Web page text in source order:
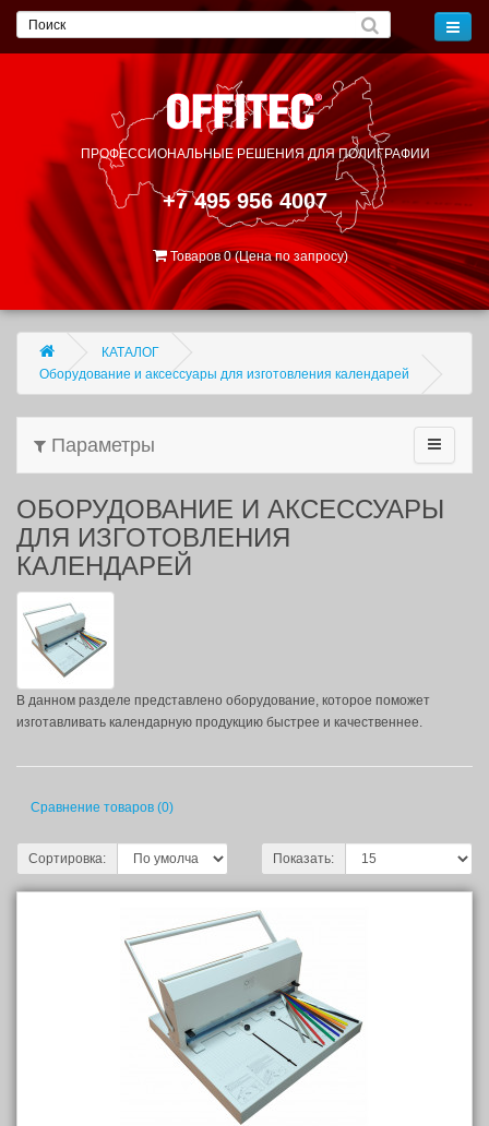
ПРОФЕССИОНАЛЬНЫЕ РЕШЕНИЯДЛЯ ПОЛИГРАФИИ
+7 495 956 4007
Товаров 0 (Цена по запросу)
КАТАЛОГ
Оборудование и аксессуары для изготовления календарей
Параметры
ОБОРУДОВАНИЕ И АКСЕССУАРЫ
ДЛЯ ИЗГОТОВЛЕНИЯ
КАЛЕНДАРЕЙ
В данном разделе представлено оборудование, которое поможет
изготавливать календарную продукцию быстрее и качественнее.
Сравнение товаров (0)
Сортировка: Показать: